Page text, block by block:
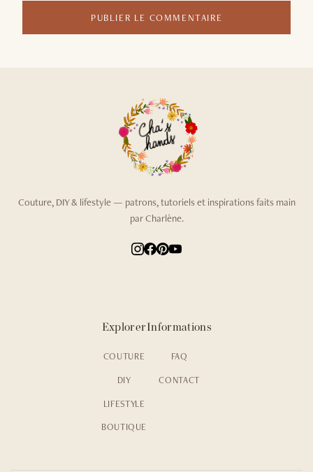
PUBLIER LE COMMENTAIRE
Couture, DIY & lifestyle — patrons, tutoriels et inspirations faits main
par Charlène.
Explorer
COUTURE
DIY
LIFESTYLE
BOUTIQUE
Informations
FAQ
CONTACT